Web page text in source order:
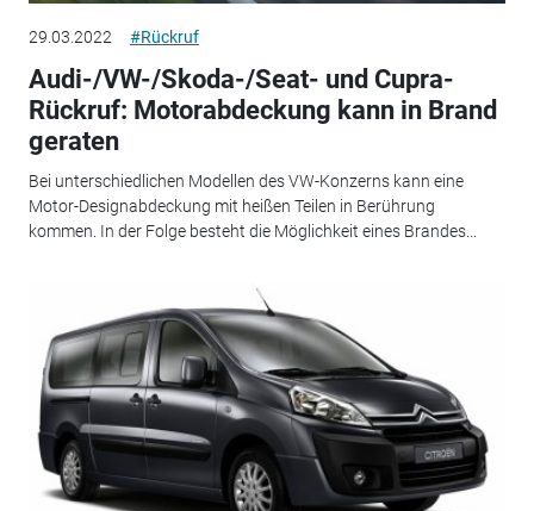
29.03.2022 #Rückruf
Audi-/VW-/Skoda-/Seat- und Cupra-
Rückruf: Motorabdeckung kann in Brand
geraten
Bei unterschiedlichen Modellen des VW-Konzerns kann eine
Motor-Designabdeckung mit heißen Teilen in Berührung
kommen. In der Folge besteht die Möglichkeit eines Brandes...